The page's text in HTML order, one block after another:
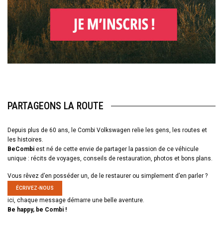
PARTAGEONS LA ROUTE
Depuis plus de 60 ans, le Combi Volkswagen relie les gens, les routes et
les histoires.
BeCombi est né de cette envie de partager la passion de ce véhicule
unique : récits de voyages, conseils de restauration, photos et bons plans.
Vous rêvez d’en posséder un, de le restaurer ou simplement d’en parler ?
ÉCRIVEZ-NOUS
ici, chaque message démarre une belle aventure.
Be happy, be Combi !